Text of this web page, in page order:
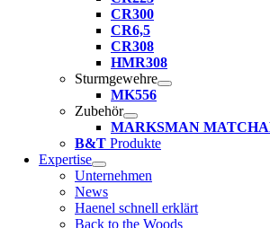
CR300
CR6,5
CR308
HMR308
Sturmgewehre
MK556
Zubehör
MARKSMAN
B&T Produkte
Expertise
Unternehmen
News
Haenel schnell erklärt
Back to the Woods